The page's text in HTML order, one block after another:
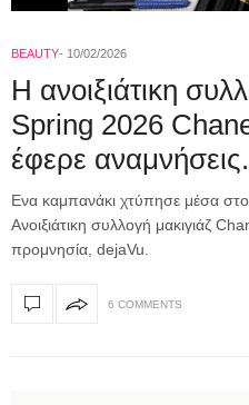
BEAUTY 10/02/2026
Η ανοιξιάτικη
Spring 2026
έφερε αναμνήσεις.
Ενα καμπανάκι χτύπησε μέσα στο
Ανοιξιάτικη συλλογή μακιγιάζ
προμνησία, dejaVu.
6 COMMENTS